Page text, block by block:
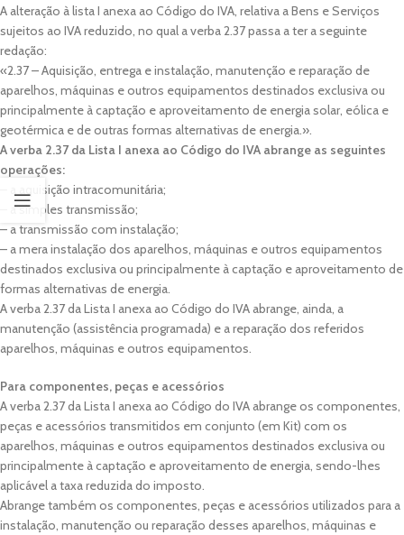
A alteração à lista I anexa ao Código do IVA, relativa a Bens e Serviços
sujeitos ao IVA reduzido, no qual a verba 2.37 passa a ter a seguinte
redação:
«2.37 – Aquisição, entrega e instalação, manutenção e reparação de
aparelhos, máquinas e outros equipamentos destinados exclusiva ou
principalmente à captação e aproveitamento de energia solar, eólica e
geotérmica e de outras formas alternativas de energia.».
A verba 2.37 da Lista I anexa ao Código do IVA abrange as seguintes
operações:
– a aquisição intracomunitária;
– a simples transmissão;
– a transmissão com instalação;
– a mera instalação dos aparelhos, máquinas e outros equipamentos
destinados exclusiva ou principalmente à captação e aproveitamento de
formas alternativas de energia.
A verba 2.37 da Lista I anexa ao Código do IVA abrange, ainda, a
manutenção (assistência programada) e a reparação dos referidos
aparelhos, máquinas e outros equipamentos.
Para componentes, peças e acessórios
A verba 2.37 da Lista I anexa ao Código do IVA abrange os componentes,
peças e acessórios transmitidos em conjunto (em Kit) com os
aparelhos, máquinas e outros equipamentos destinados exclusiva ou
principalmente à captação e aproveitamento de energia, sendo-lhes
aplicável a taxa reduzida do imposto.
Abrange também os componentes, peças e acessórios utilizados para a
instalação, manutenção ou reparação desses aparelhos, máquinas e